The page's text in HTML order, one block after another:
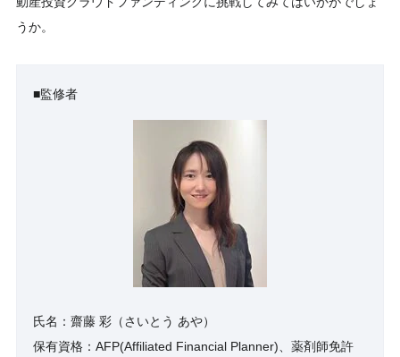
うか。
■監修者
氏名：齋藤 彩（さいとう あや）
保有資格：AFP(Affiliated Financial Planner)、薬剤師免許